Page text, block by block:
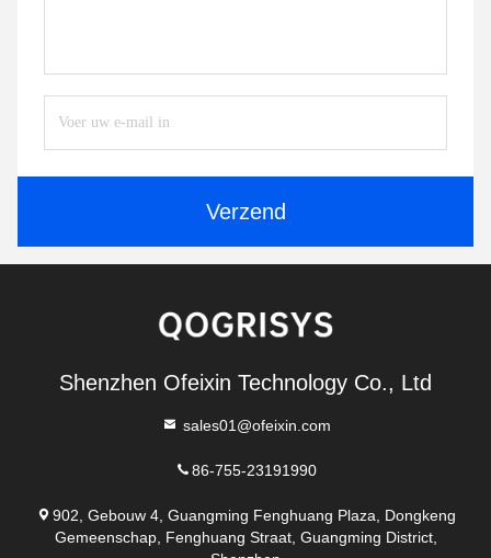
Verzend
Shenzhen Ofeixin Technology Co., Ltd
sales01@ofeixin.com
86-755-23191990
902, Gebouw 4, Guangming Fenghuang Plaza, Dongkeng
Gemeenschap, Fenghuang Straat, Guangming District,